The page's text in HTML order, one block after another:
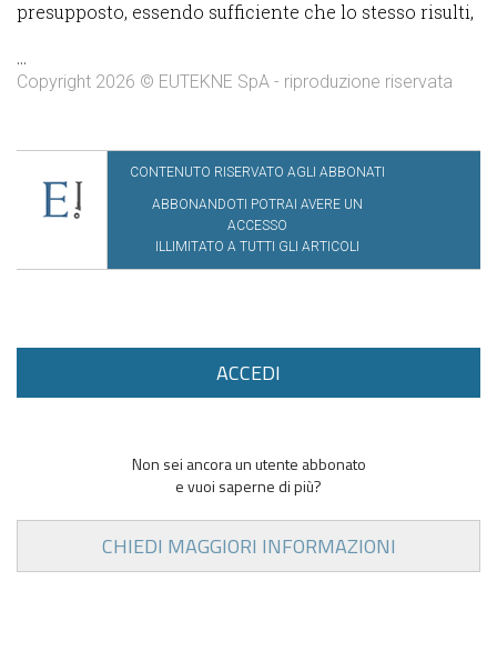
presupposto, essendo sufficiente che lo stesso risulti,
...
Copyright 2026 © EUTEKNE SpA - riproduzione riservata
CONTENUTO RISERVATO AGLI ABBONATI
ABBONANDOTI POTRAI AVERE UN
ACCESSO
ILLIMITATO A TUTTI GLI ARTICOLI
ACCEDI
Non sei ancora un utente abbonato
e vuoi saperne di più?
CHIEDI MAGGIORI INFORMAZIONI